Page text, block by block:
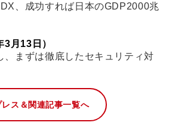
、成功すれば日本のGDP2000兆
月13日）
、まずは徹底したセキュリティ対
レス＆関連記事一覧へ